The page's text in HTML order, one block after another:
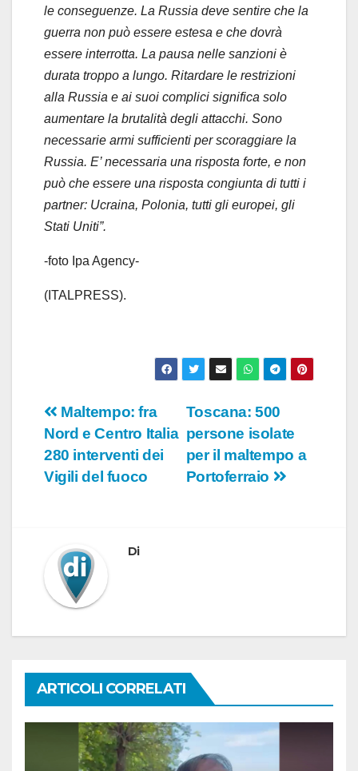
le conseguenze. La Russia deve sentire che la
guerra non può essere estesa e che dovrà
essere interrotta. La pausa nelle sanzioni è
durata troppo a lungo. Ritardare le restrizioni
alla Russia e ai suoi complici significa solo
aumentare la brutalità degli attacchi. Sono
necessarie armi sufficienti per scoraggiare la
Russia. E’ necessaria una risposta forte, e non
può che essere una risposta congiunta di tutti i
partner: Ucraina, Polonia, tutti gli europei, gli
Stati Uniti”.
-foto Ipa Agency-
(ITALPRESS).
Navigazione
articoli
Toscana: 500
persone isolate
per il maltempo a
Portoferraio
Maltempo: fra
Nord e Centro Italia
280 interventi dei
Vigili del fuoco
Di
ARTICOLI CORRELATI